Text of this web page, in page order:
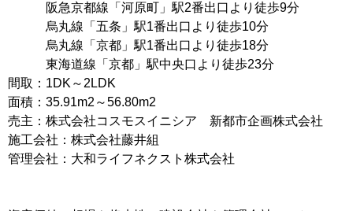
阪急京都線「河原町」駅2番出口より徒歩9分
烏丸線「五条」駅1番出口より徒歩10分
烏丸線「京都」駅1番出口より徒歩18分
東海道線「京都」駅中央口より徒歩23分
間取：1DK～2LDK
面積：35.91m2～56.80m2
売主：株式会社コスモスイニシア 新都市企画株式会社
施工会社：株式会社藤井組
管理会社：大和ライフネクスト株式会社